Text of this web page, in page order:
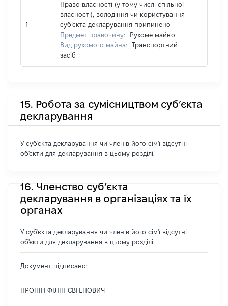
1
Право власності (у тому числі спільної
власності), володіння чи користування
суб’єкта декларування припинено
Предмет правочину:
Рухоме майно
Вид рухомого майна:
Транспортний
засіб
15. Робота за сумісництвом суб’єкта
декларування
У суб'єкта декларування чи членів його сім'ї відсутні
об'єкти для декларування в цьому розділі.
16. Членство суб’єкта
декларування в організаціях та їх
органах
У суб'єкта декларування чи членів його сім'ї відсутні
об'єкти для декларування в цьому розділі.
Документ підписано:
ПРОНІН ФІЛІП ЄВГЕНОВИЧ